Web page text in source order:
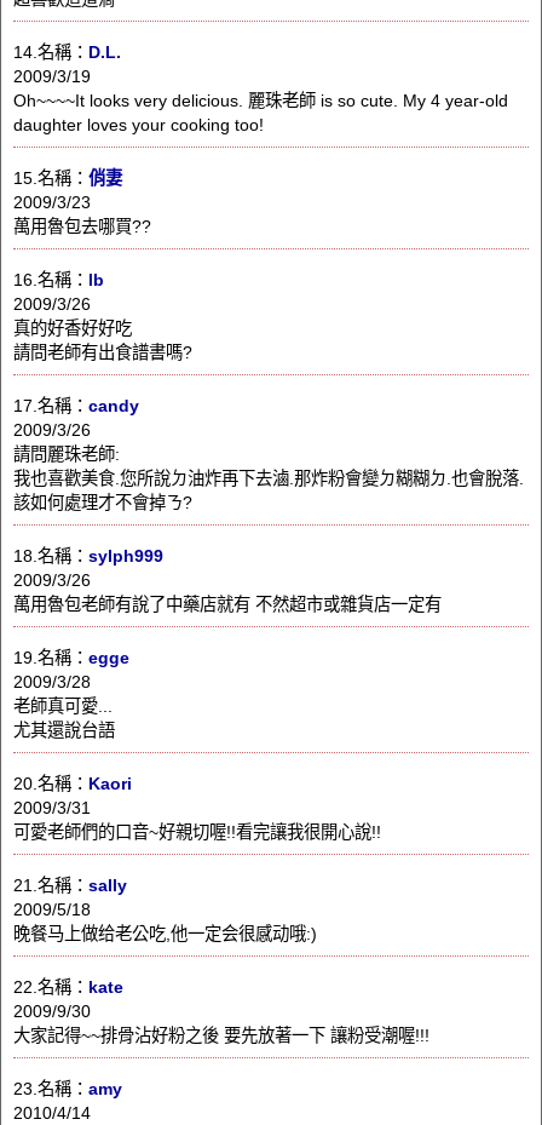
14.名稱： D.L.
2009/3/19
Oh~~~~It looks very delicious. 麗珠老師 is so cute. My 4 year-old
daughter loves your cooking too!
15.名稱： 俏妻
2009/3/23
萬用魯包去哪買??
16.名稱： lb
2009/3/26
真的好香好好吃
請問老師有出食譜書嗎?
17.名稱： candy
2009/3/26
請問麗珠老師:
我也喜歡美食.您所說ㄉ油炸再下去滷.那炸粉會變ㄉ糊糊ㄉ.也會脫落.
該如何處理才不會掉ㄋ?
18.名稱： sylph999
2009/3/26
萬用魯包老師有說了中藥店就有 不然超市或雜貨店一定有
19.名稱： egge
2009/3/28
老師真可愛...
尤其還說台語
20.名稱： Kaori
2009/3/31
可愛老師們的口音~好親切喔!!看完讓我很開心說!!
21.名稱： sally
2009/5/18
晚餐马上做给老公吃,他一定会很感动哦:)
22.名稱： kate
2009/9/30
大家記得~~排骨沾好粉之後 要先放著一下 讓粉受潮喔!!!
23.名稱： amy
2010/4/14